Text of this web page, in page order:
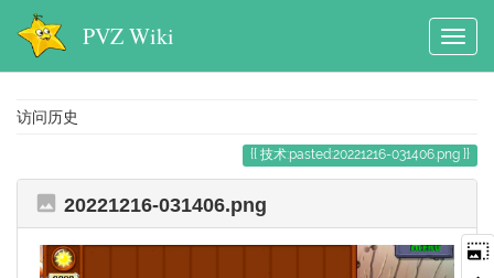
PVZ Wiki
访问历史
技术:pasted:20221216-031406.png
20221216-031406.png